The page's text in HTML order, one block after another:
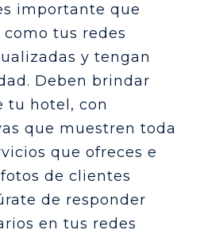
importante que
tus redes
y tengan
Deben brindar
tu hotel, con
que muestren toda
que ofreces e
de clientes
de responder
en tus redes